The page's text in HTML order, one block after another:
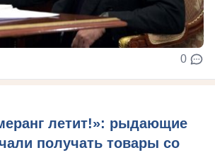
0
летит!»: рыдающие
получать товары со